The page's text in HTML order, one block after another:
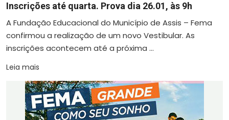
Inscrições até quarta. Prova dia 26.01, às 9h
A Fundação Educacional do Município de Assis – Fema
confirmou a realização de um novo Vestibular. As
inscrições acontecem até a próxima ...
Leia mais